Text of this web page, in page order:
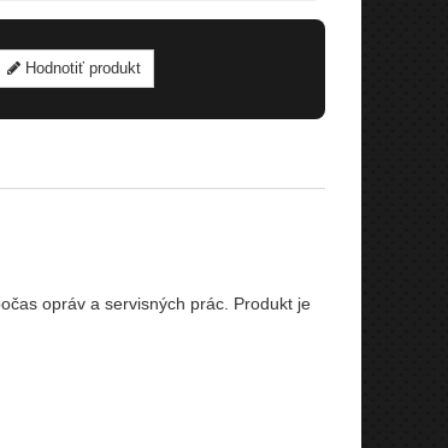
Hodnotiť produkt
opráv a servisných prác. Produkt je